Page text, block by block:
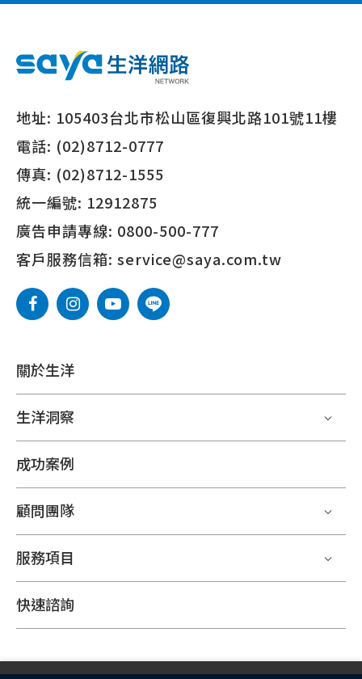
地址: 105403台北市松山區復興北路101號11樓
電話: (02)8712-0777
傳真: (02)8712-1555
統一編號: 12912875
廣告申請專線: 0800-500-777
客戶服務信箱: service@saya.com.tw
關於生洋
生洋洞察
成功案例
顧問團隊
服務項目
快速諮詢